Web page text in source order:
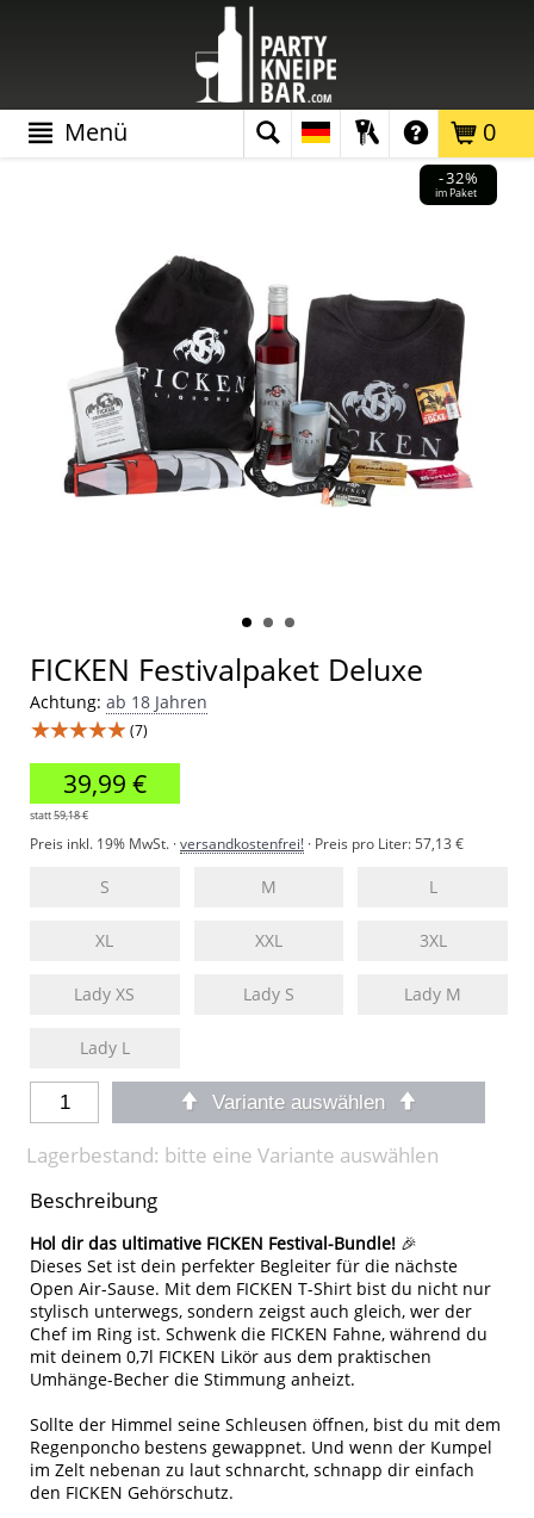
0
Menü
-32%
im Paket
FICKEN Festivalpaket Deluxe
Achtung: ab 18 Jahren
★★★★★ (7)
39,99 €
statt59,18 €
Preis inkl. 19% MwSt. ·versandkostenfrei! · Preis pro Liter:57,13 €
S M L
XL XXL 3XL
Lady XS Lady S Lady M
Lady L
Variante auswählen
Lagerbestand: bitte eine Variante auswählen
Beschreibung
Hol dir das ultimative FICKEN Festival-Bundle! 🎉
Dieses Set ist dein perfekter Begleiter für die nächste
Open Air-Sause. Mit dem FICKEN T-Shirt bist du nicht nur
stylisch unterwegs, sondern zeigst auch gleich, wer der
Chef im Ring ist. Schwenk die FICKEN Fahne, während du
mit deinem 0,7l FICKEN Likör aus dem praktischen
Umhänge-Becher die Stimmung anheizt.
Sollte der Himmel seine Schleusen öffnen, bist du mit dem
Regenponcho bestens gewappnet. Und wenn der Kumpel
im Zelt nebenan zu laut schnarcht, schnapp dir einfach
den FICKEN Gehörschutz.